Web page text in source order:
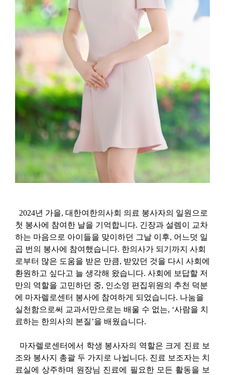
2024년 가을, 대한여한의사회 의료 봉사자의 일원으로
첫 봉사에 참여한 날을 기억합니다. 긴장과 설렘이 교차
하는 마음으로 아이들을 맞이하던 그날 이후, 어느덧 일
곱 번의 봉사에 참여했습니다. 한의사가 되기까지 사회
로부터 많은 도움을 받은 만큼, 받았던 것을 다시 사회에
환원하고 싶다고 늘 생각해 왔습니다. 사회에 보답할 저
만의 역할을 고민하던 중, 인소영 편집위원의 추천 덕분
에 마자렐로센터 봉사에 참여하게 되었습니다. 나눔을
실천함으로써 교과서만으로는 배울 수 없는, ‘사람을 치
료하는 한의사의 본질’을 배웠습니다.
마자렐로센터에서 학생 봉사자의 역할은 크게 진료 보
조와 봉사지 총괄 두 가지로 나뉩니다. 진료 보조자는 치
료실에 상주하며 원장님 진료에 필요한 모든 활동을 보